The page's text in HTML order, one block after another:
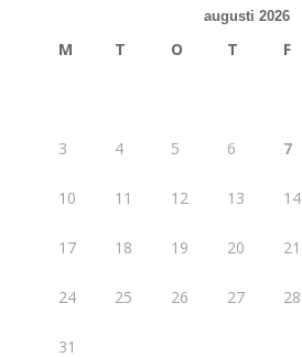
augusti 2026
M T O T F
3 4 5 6 7
10 11 12 13 14
17 18 19 20 21
24 25 26 27 28
31